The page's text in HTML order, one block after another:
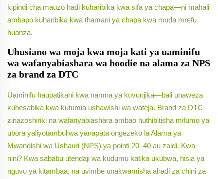
kipindi cha mauzo hadi kuharibika kwa sifa ya chapa—ni mahali
ambapo kuharibika kwa thamani ya chapa kwa muda mrefu
huanza.
Uhusiano wa moja kwa moja kati ya uaminifu
wa wafanyabiashara wa hoodie na alama za NPS
za brand za DTC
Uaminifu haupatikani kwa namna ya kuvunjika—bali unaweza
kuhesabika kwa kutumia ushawishi wa wateja. Brand za DTC
zinazoshiriki na wafanyabiashara ambao huthibitisha mifumo ya
ubora yaliyotambuliwa yanapata ongezeko la Alama ya
Mwandishi wa Ushauri (NPS) ya pointi 20–40 au zaidi. Kwa
nini? Kwa sababu utendaji wa kudumu katika ukubwa, hisia ya
nguvu ya kitambaa, na uvimbe unakwamisha ahadi za chini za